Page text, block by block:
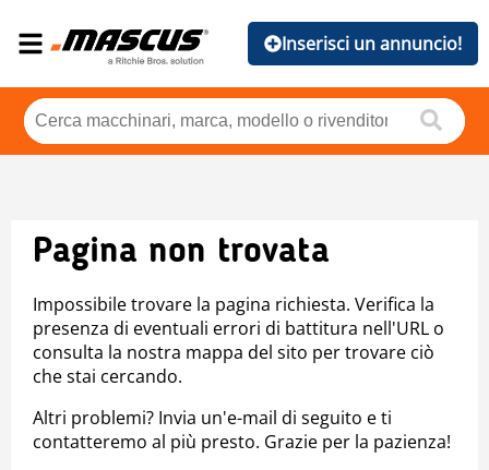
Inserisci un annuncio!
Pagina non trovata
Impossibile trovare la pagina richiesta. Verifica la
presenza di eventuali errori di battitura nell'URL o
consulta la nostra mappa del sito per trovare ciò
che stai cercando.
Altri problemi? Invia un'e-mail di seguito e ti
contatteremo al più presto. Grazie per la pazienza!